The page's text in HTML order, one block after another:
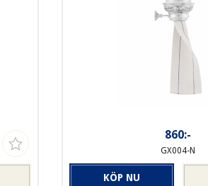
860:-
GX004-N
KÖP NU